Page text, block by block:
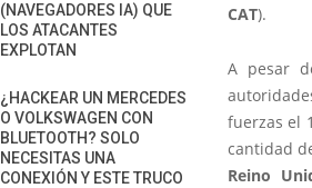
CAT).
A pesar
fuerzas el
cantidad
Reino
(NAVEGADORES IA) QUE
LOS ATACANTES
EXPLOTAN
¿HACKEAR UN MERCEDES
O VOLKSWAGEN CON
BLUETOOTH? SOLO
NECESITAS UNA
CONEXIÓN Y ESTE TRUCO